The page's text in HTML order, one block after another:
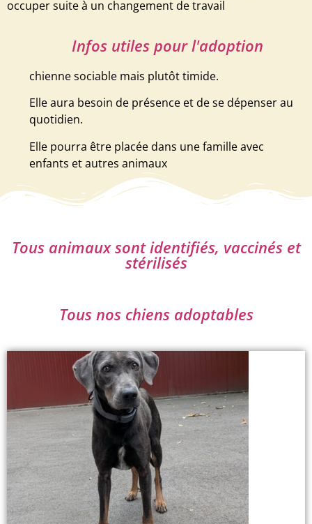
occuper suite à un changement de travail
Infos utiles pour l'adoption
chienne sociable mais plutôt timide.
Elle aura besoin de présence et de se dépenser au
quotidien.
Elle pourra être placée dans une famille avec
enfants et autres animaux
Tous animaux sont identifiés, vaccinés et
stérilisés
Tous nos chiens adoptables